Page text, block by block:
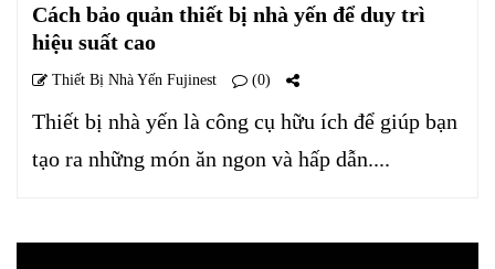
Cách bảo quản thiết bị nhà yến để duy trì
hiệu suất cao
Thiết Bị Nhà Yến Fujinest (0)
Thiết bị nhà yến là công cụ hữu ích để giúp bạn
tạo ra những món ăn ngon và hấp dẫn....